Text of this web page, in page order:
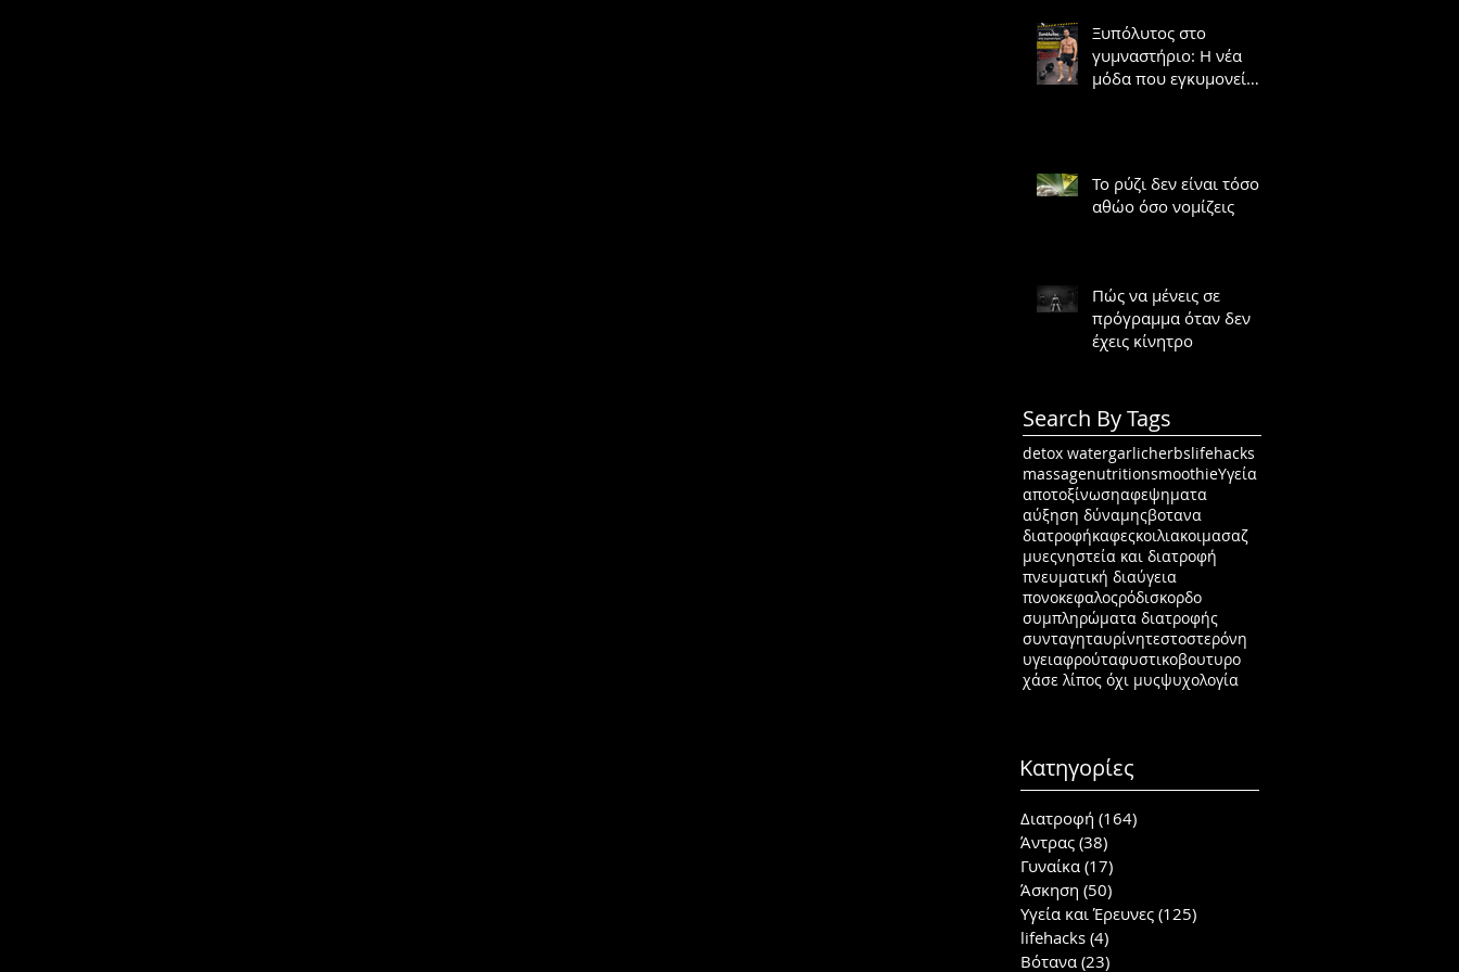
Ξυπόλυτος στο
γυμναστήριο: Η νέα
μόδα που εγκυμονεί
Το ρύζι δεν είναι τόσο
αθώο όσο νομίζεις
Πώς να μένεις σε
πρόγραμμα όταν δεν
έχεις κίνητρο
Search By Tags
detox watergarlicherbslifehacks
massagenutritionsmoothieΥγεία
αποτοξίνωσηαφεψηματα
αύξηση δύναμηςβοτανα
διατροφήκαφεςκοιλιακοιμασαζ
μυεςνηστεία και διατροφή
πνευματική διαύγεια
πονοκεφαλοςρόδισκορδο
συμπληρώματα διατροφής
συνταγηταυρίνητεστοστερόνη
υγειαφρούταφυστικοβουτυρο
χάσε λίπος όχι μυςψυχολογία
Κατηγορίες
Διατροφή (164)
Άντρας (38)
Γυναίκα (17)
Άσκηση (50)
Υγεία και Έρευνες (125)
lifehacks (4)
Βότανα (23)